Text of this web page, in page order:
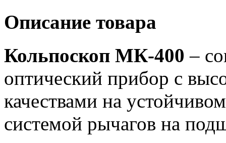
Описание товара
Кольпоскоп МК-400 –
оптический прибор с
качествами на
системой рычагов на